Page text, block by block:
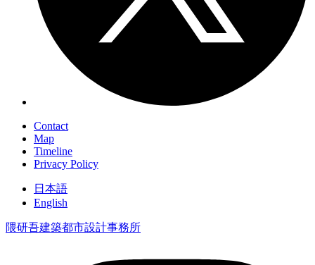
Contact
Map
Timeline
Privacy Policy
日本語
English
隈研吾建築都市設計事務所